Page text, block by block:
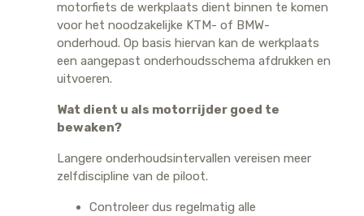
motorfiets de werkplaats dient binnen te komen
voor het noodzakelijke KTM- of BMW-
onderhoud. Op basis hiervan kan de werkplaats
een aangepast onderhoudsschema afdrukken en
uitvoeren.
Wat dient u als motorrijder goed te
bewaken?
Langere onderhoudsintervallen vereisen meer
zelfdiscipline van de piloot.
Controleer dus regelmatig alle